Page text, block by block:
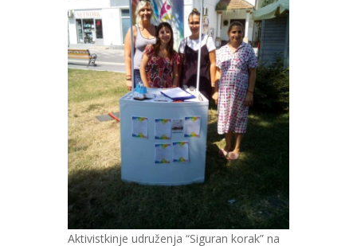
Aktivistkinje udruženja “Siguran korak” na